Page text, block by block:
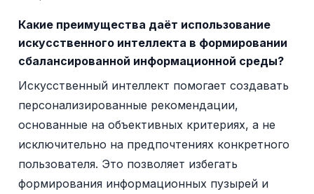
Какие преимущества даёт использование
искусственного интеллекта в формировании
сбалансированной информационной среды?
Искусственный интеллект помогает создавать
персонализированные рекомендации,
основанные на объективных критериях, а не
исключительно на предпочтениях конкретного
пользователя. Это позволяет избегать
формирования информационных пузырей и